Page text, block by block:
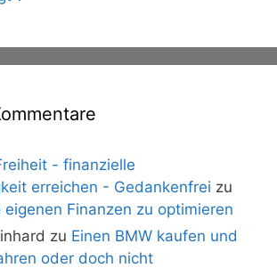
- finanzielle
erreichen - Gedankenfrei zu
eigenen Finanzen zu optimieren
zu Einen BMW kaufen und
oder doch nicht